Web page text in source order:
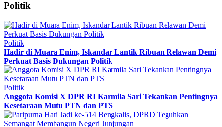
Politik
Politik
Hadir di Muara Enim, Iskandar Lantik Ribuan Relawan Demi
Perkuat Basis Dukungan Politik
Politik
Anggota Komisi X DPR RI Karmila Sari Tekankan Pentingnya
Kesetaraan Mutu PTN dan PTS